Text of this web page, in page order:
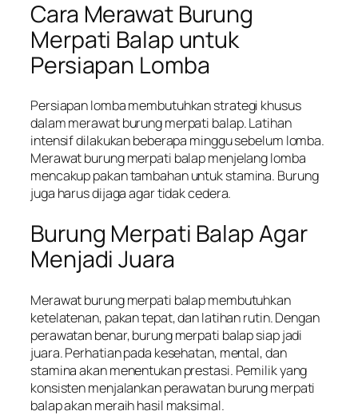
Cara Merawat Burung
Merpati Balap untuk
Persiapan Lomba
Persiapan lomba membutuhkan strategi khusus
dalam merawat burung merpati balap. Latihan
intensif dilakukan beberapa minggu sebelum lomba.
Merawat burung merpati balap menjelang lomba
mencakup pakan tambahan untuk stamina. Burung
juga harus dijaga agar tidak cedera.
Burung Merpati Balap Agar
Menjadi Juara
Merawat burung merpati balap membutuhkan
ketelatenan, pakan tepat, dan latihan rutin. Dengan
perawatan benar, burung merpati balap siap jadi
juara. Perhatian pada kesehatan, mental, dan
stamina akan menentukan prestasi. Pemilik yang
konsisten menjalankan perawatan burung merpati
balap akan meraih hasil maksimal.